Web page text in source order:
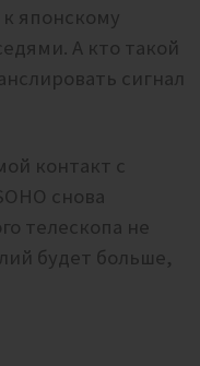
японскому
А кто такой
сигнал
контакт с
снова
телескопа не
будет больше,